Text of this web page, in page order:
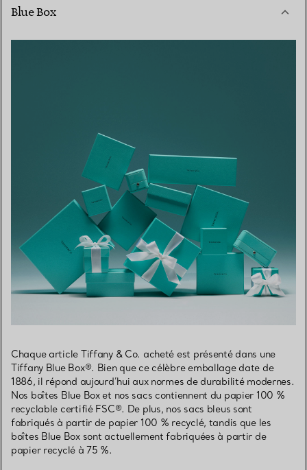
Blue Box
Chaque article Tiffany & Co. acheté est présenté dans une
Tiffany Blue Box®. Bien que ce célèbre emballage date de
1886, il répond aujourd’hui aux normes de durabilité modernes.
Nos boîtes Blue Box et nos sacs contiennent du papier 100 %
recyclable certifié FSC®. De plus, nos sacs bleus sont
fabriqués à partir de papier 100 % recyclé, tandis que les
boîtes Blue Box sont actuellement fabriquées à partir de
papier recyclé à 75 %.